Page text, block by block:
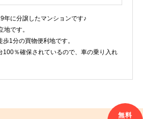
に分譲したマンションです♪
です。
1分の買物便利地です。
％確保されているので、車の乗り入れ